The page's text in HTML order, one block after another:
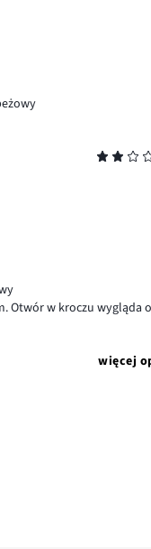
Otwór w kroczu
więcej